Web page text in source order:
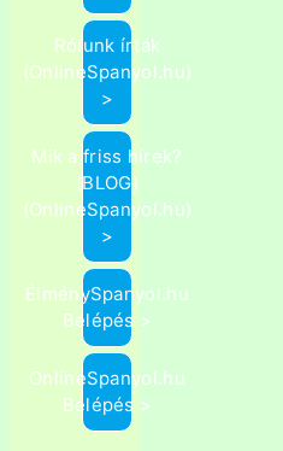
Rólunk írták
(OnlineSpanyol.hu)
>
Mik a friss hírek?
(BLOG)
(OnlineSpanyol.hu)
>
ÉlménySpanyol.hu
Belépés >
OnlineSpanyol.hu
Belépés >